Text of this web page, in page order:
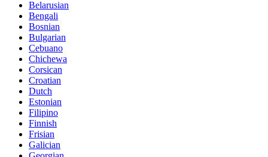
Belarusian
Bengali
Bosnian
Bulgarian
Cebuano
Chichewa
Corsican
Croatian
Dutch
Estonian
Filipino
Finnish
Frisian
Galician